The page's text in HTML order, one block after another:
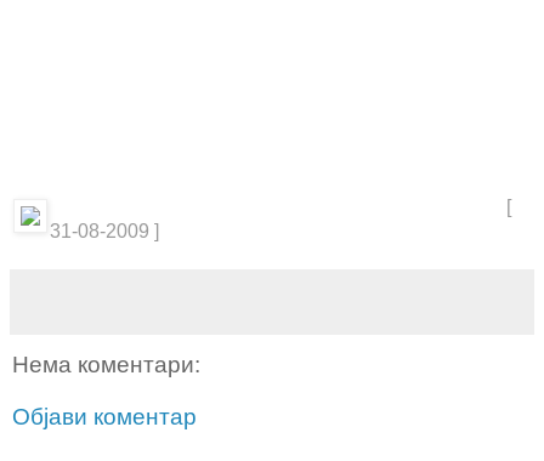
[
31-08-2009 ]
Нема коментари:
Објави коментар